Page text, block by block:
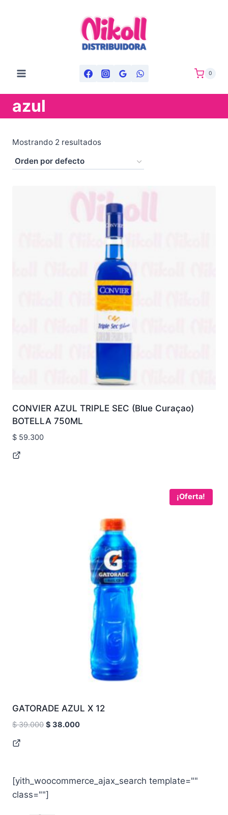
0
azul
Mostrando 2 resultados
CONVIER AZUL TRIPLE SEC (Blue Curaçao)
BOTELLA 750ML
$ 59.300
¡Oferta!
GATORADE AZUL X 12
$39.000 Original
$ 38.000Current
[yith_woocommerce_ajax_search template=""
class=""]